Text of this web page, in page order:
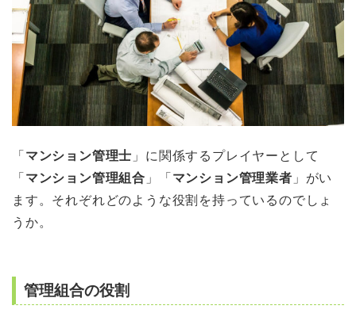
「 マンション管理士 」に関係するプレイヤーとして
「 マンション管理組合 」「 マンション管理業者 」がい
ます。それぞれどのような役割を持っているのでしょ
うか。
管理組合の役割